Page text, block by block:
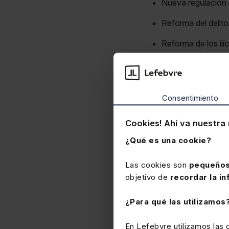
Consentimiento
Cookies! Ahí va nuestra
¿Qué es una cookie?
Las cookies son
objetivo de recordar la
¿Para qué las
En Lefebvre utilizamos las
Nueva
Reforma del
Reforma de los
de exención de
Tratamiento de
infracciones
Tratamiento del
Blanqueo de
Delito ecológico: